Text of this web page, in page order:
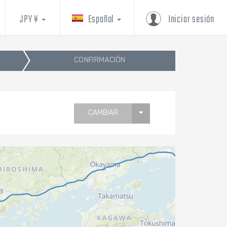
Iniciar sesión
Español
JPY ¥
CONFIRMACIÓN
CAMBIAR